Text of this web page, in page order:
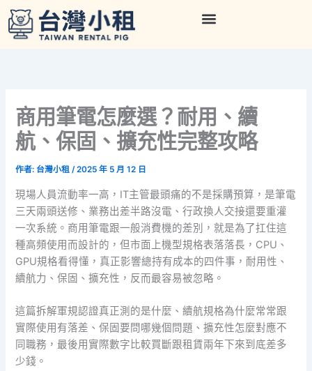
商用筆電怎麼選？耐用、續
航、保固、擴充性完整攻略
作者: 台灣小租/2025 年 5 月 12 日
現場人員流動率一高，IT主管最頭痛的不是採購預算，是筆電
三天兩頭送修、業務出差半路沒電、行政換人交接還要重灌
一次系統。商用筆電跟一般消費機的差別，就是為了扛住這
種高頻使用而設計的，但市面上機型規格表落落長，CPU、
GPU規格看得懂，真正影響總持有成本的四件事，耐用性、
續航力、保固、擴充性，反而最容易被忽略。
這篇拆解軍規認證真正測的是什麼、續航規格為什麼常常跟
實際使用有落差、保固要問哪幾個問題、擴充性怎麼對應不
同職務，最後用實際數字比較買斷跟租賃兩年下來到底差多
少錢。